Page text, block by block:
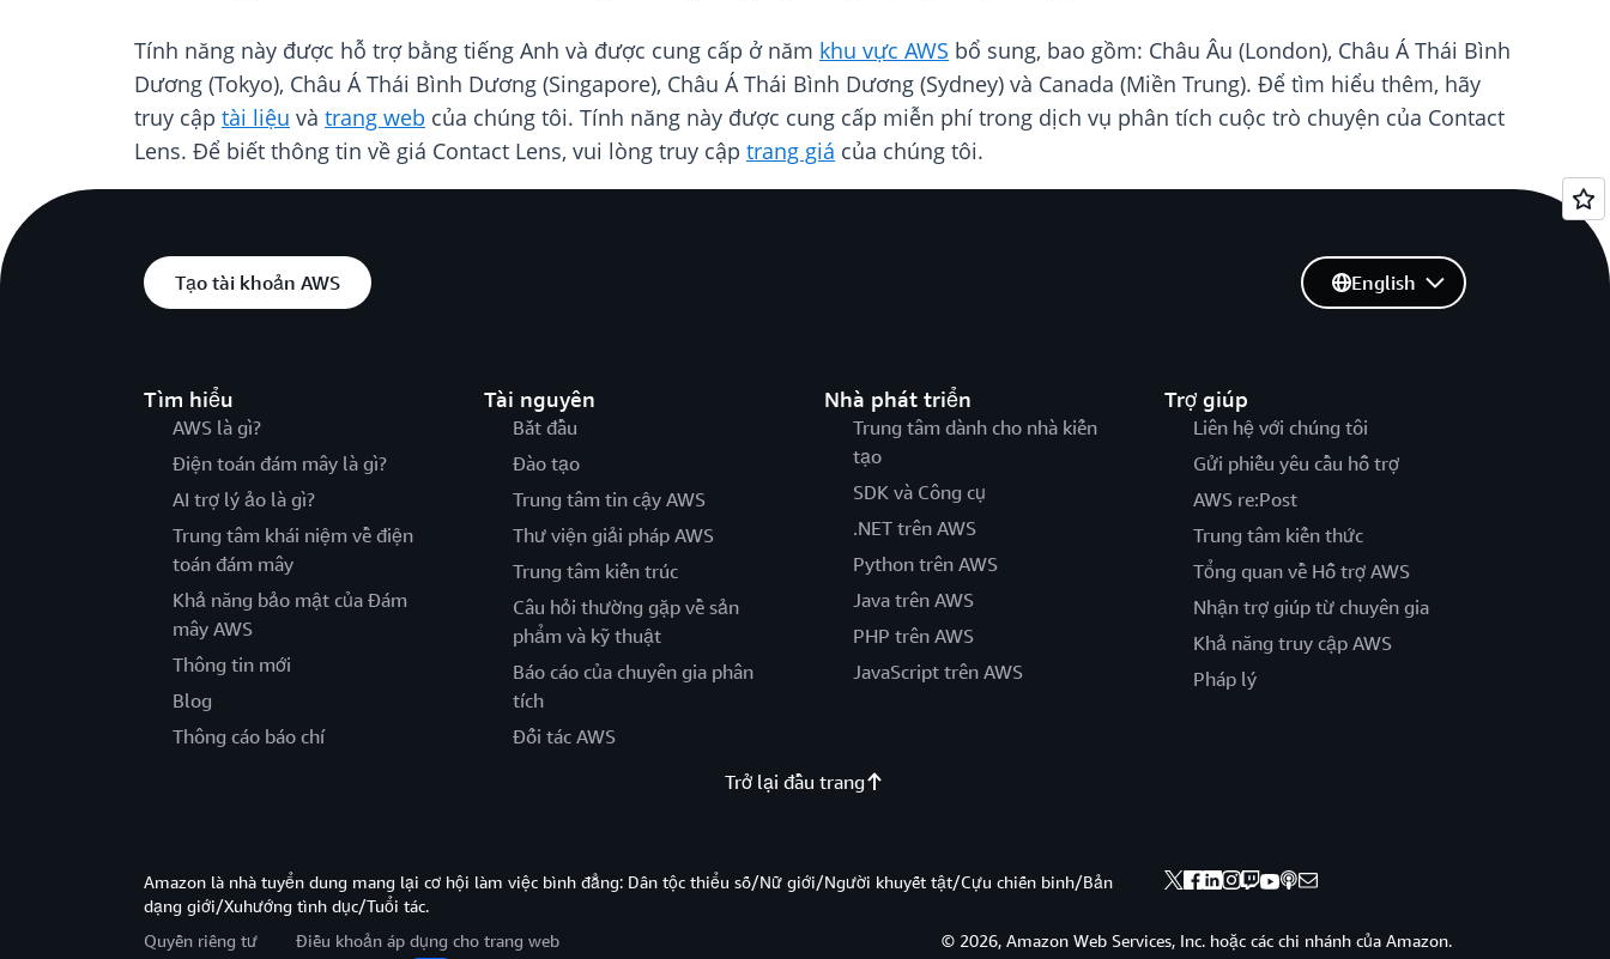
Tính năng này được hỗ trợ bằng tiếng Anh và được cung cấp ở năm khu vực AWS bổ sung, bao gồm: Châu Âu (London), Châu Á Thái Bình
Dương (Tokyo), Châu Á Thái Bình Dương (Singapore), Châu Á Thái Bình Dương (Sydney) và Canada (Miền Trung). Để tìm hiểu thêm, hãy
truy cập tài liệu và trang web của chúng tôi. Tính năng này được cung cấp miễn phí trong dịch vụ phân tích cuộc trò chuyện của Contact
Lens. Để biết thông tin về giá Contact Lens, vui lòng truy cập trang giá của chúng tôi.
Tạo tài khoản AWS
Tìm hiểu
AWS là gì?
Điện toán đám mây là gì?
AI trợ lý ảo là gì?
Trung tâm khái niệm về điện
toán đám mây
Khả năng bảo mật của Đám
mây AWS
Thông tin mới
Blog
Thông cáo báo chí
Tài nguyên
Bắt đầu
Đào tạo
Trung tâm tin cậy AWS
Thư viện giải pháp AWS
Trung tâm kiến trúc
Câu hỏi thường gặp về sản
phẩm và kỹ thuật
Báo cáo của chuyên gia phân
tích
Đối tác AWS
Nhà phát triển
Trung tâm dành cho nhà kiến
tạo
SDK và Công cụ
.NET trên AWS
Python trên AWS
Java trên AWS
PHP trên AWS
JavaScript trên AWS
Trợ giúp
Liên hệ với chúng tôi
Gửi phiếu yêu cầu hỗ trợ
AWS re:Post
Trung tâm kiến thức
Tổng quan về Hỗ trợ AWS
Nhận trợ giúp từ chuyên gia
Khả năng truy cập AWS
Pháp lý
English
Trở lại đầu trang
Amazon là nhà tuyển dung mang lại cơ hội làm việc bình đẳng: Dân tộc thiểu số/Nữ giới/Người khuyết tật/Cựu chiến binh/Bản
dạng giới/Xuhướng tình dục/Tuổi tác.
Quyền riêng tư
Điều khoản áp dụng cho trang web
© 2026, Amazon Web Services, Inc. hoặc các chi nhánh của Amazon.